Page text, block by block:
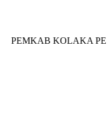
PEMKAB KOLAKA